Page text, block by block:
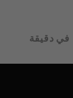
في دقيقة